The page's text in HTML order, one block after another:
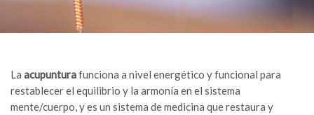
La acupunturafunciona a nivel energético y funcional para
restablecer el equilibrio y la armonía en el sistema
mente/cuerpo, y es un sistema de medicina que restaura y